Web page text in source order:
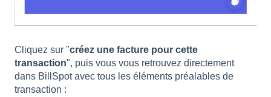
Cliquez sur "créez une facture pour cette
transaction", puis vous vous retrouvez directement
dans BillSpot avec tous les éléments préalables de
transaction :